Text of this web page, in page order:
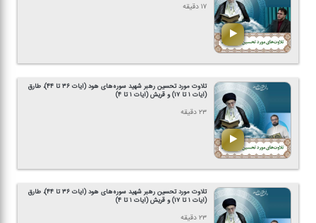
۱۷ دقیقه
تلاوت مورد تحسین رهبر شهید سوره‌های هود (آیات ۳۶ تا ۴۴)، طارق
(آیات ۱ تا ۱۷) و قریش (آیات ۱ تا ۴)
۲۳ دقیقه
تلاوت مورد تحسین رهبر شهید سوره‌های هود (آیات ۳۶ تا ۴۴)، طارق
(آیات ۱ تا ۱۷) و قریش (آیات ۱ تا ۴)
۲۳ دقیقه